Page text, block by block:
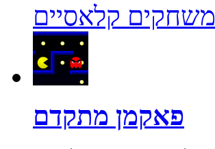
משחקים קלאסיים
פאקמן מתקדם